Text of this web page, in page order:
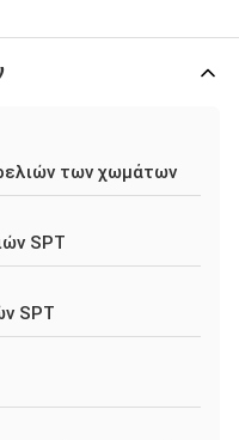
των χωμάτων
SPT
SPT